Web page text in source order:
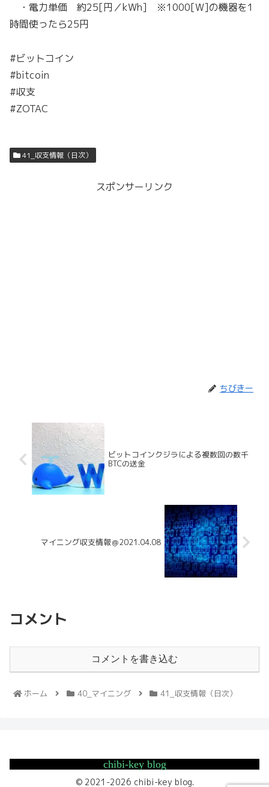
・電力単価 約25[円／kWh] ※1000[W]の機器を1
時間使ったら25円
#ビットコイン
#bitcoin
#収支
#ZOTAC
41_収支情報（日次）
スポンサーリンク
ちびきー
ビットコインクジラによる複数回の数千
BTCの送金
マイニング収支情報＠2021.04.08
コメント
コメントを書き込む
ホーム 40_マイニング 41_収支情報（日次）
chibi-key blog
© 2021-2026 chibi-key blog.